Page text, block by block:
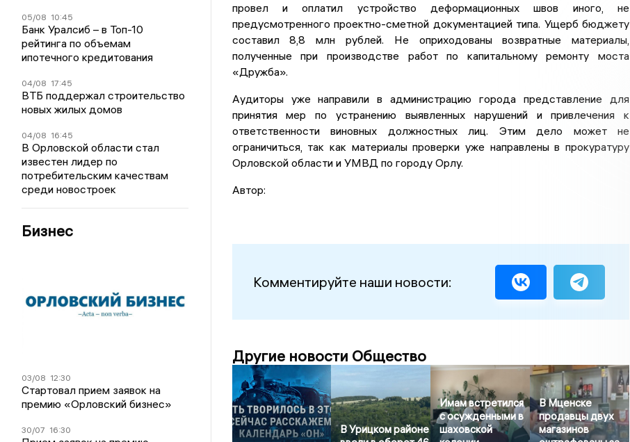
05/08 10:45
Банк Уралсиб – в Топ-10
рейтинга по объемам
ипотечного кредитования
04/08 17:45
ВТБ поддержал строительство
новых жилых домов
04/08 16:45
В Орловской области стал
известен лидер по
потребительским качествам
среди новостроек
Бизнес
03/08 12:30
Стартовал прием заявок на
премию «Орловский бизнес»
30/07 16:30
провел и оплатил устройство деформационных швов иного, не
предусмотренного проектно-сметной документацией типа. Ущерб бюджету
составил 8,8 млн рублей. Не оприходованы возвратные материалы,
полученные при производстве работ по капитальному ремонту моста
«Дружба».
Аудиторы уже направили в администрацию города представление для
принятия мер по устранению выявленных нарушений и привлечения к
ответственности виновных должностных лиц. Этим дело может не
ограничиться, так как материалы проверки уже направлены в прокуратуру
Орловской области и УМВД по городу Орлу.
Автор:
Комментируйте наши новости:
Другие новости Общество
В Урицком районе
Имам встретился
с осужденными в
шаховской
В Мценске
продавцы двух
магазинов